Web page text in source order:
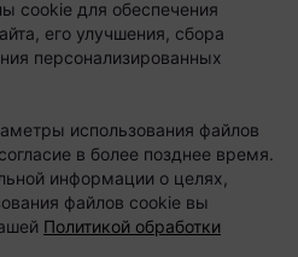
cookie для обеспечения
его улучшения, сбора
персонализированных
использования файлов
в более позднее время.
информации о целях,
файлов cookie вы
Политикой обработки